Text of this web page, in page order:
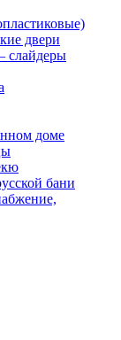
двери
слайдеры
доме
бани